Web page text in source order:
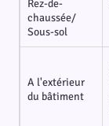
Rez-de-
chaussée/
Sous-sol
A l'extérieur
du bâtiment